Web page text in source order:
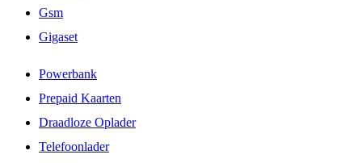
Gsm
Gigaset
Powerbank
Prepaid Kaarten
Draadloze Oplader
Telefoonlader